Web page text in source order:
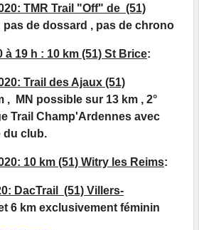
TMR Trail "Off" de (51)
de dossard , pas de chrono
à 19 h : 10 km (51) St Brice:
Trail des Ajaux (51)
, MN possible sur 13 km , 2°
Trail Champ'Ardennes avec
du club.
10 km (51) Witry les Reims:
DacTrail (51) Villers-
6 km exclusivement féminin